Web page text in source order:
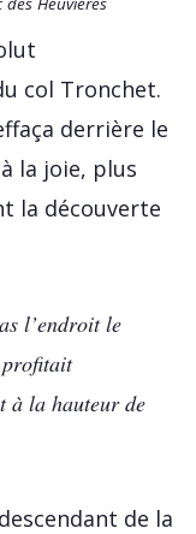
col Tronchet.
derrière le
la joie, plus
la découverte
l’endroit le
profitait
à la hauteur de
de la